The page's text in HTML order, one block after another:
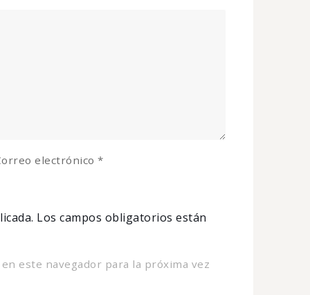
Los campos obligatorios están
electrónico*
este navegador para la próxima vez